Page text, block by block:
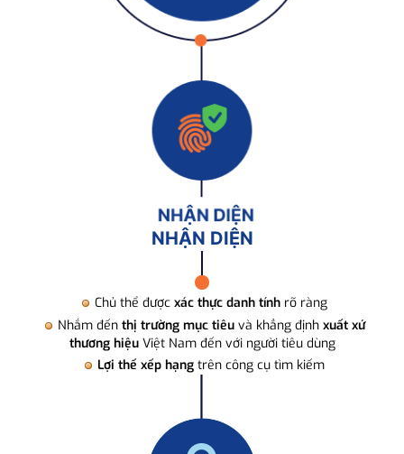
NHẬN DIỆN
Chủ thể được xác thực danh tính rõ ràng
Nhắm đến thị trường mục tiêuvà khẳng định xuất xứ
thương hiệuViệt Nam đến với người tiêu dùng
Lợi thế xếp hạng trên công cụ tìm kiếm